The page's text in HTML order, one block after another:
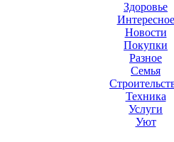
Здоровье
Интересное
Новости
Покупки
Разное
Семья
Техника
Услуги
Уют